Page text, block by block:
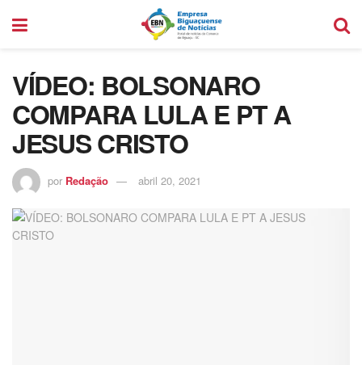
VÍDEO: BOLSONARO
COMPARA LULA E PT A
JESUS CRISTO
por Redação abril 20, 2021